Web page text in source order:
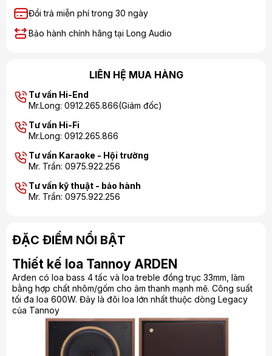
Đổi trả miễn phí trong 30 ngày
Bảo hành chính hãng tại Long Audio
LIÊN HỆ MUA HÀNG
Tư vấn Hi-End
Mr.Long: 0912.265.866(Giám đốc)
Tư vấn Hi-Fi
Mr.Long: 0912.265.866
Tư vấn Karaoke - Hội trường
Mr. Trần: 0975.922.256
Tư vấn kỹ thuật - bảo hành
Mr. Trần: 0975.922.256
ĐẶC ĐIỂM NỔI BẬT
Thiết kế loa Tannoy ARDEN
Arden có loa bass 4 tấc và loa treble đồng trục 33mm, làm
bằng hợp chất nhôm/gốm cho âm thanh mạnh mẽ. Công suất
tối đa loa 600W. Đây là đôi loa lớn nhất thuộc dòng Legacy
của Tannoy